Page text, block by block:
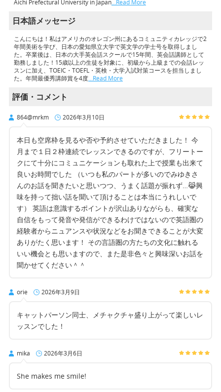
Aichi Prefectural University in Japan…Read More
日本語メッセージ
こんにちは！私はアメリカのオレゴン州にあるコミュニティカレッジで2
年間美術を学び、日本の愛知県立大学で英文学の学士号を取得しまし
た。卒業後は、日本の大手英会話スクールで15年間、英会話講師として
勤務しました！15歳以上の生徒を対象に、初級から上級までの会話レッ
スンに加え、TOEIC・TOEFL・英検・大学入試対策コースを担当しまし
た。年間最優秀講師賞を4度…Read More
評価・コメント
864@mrkm 2026年3月10日
本日も空席枠を見るや否や予約させていただきました！ 今
月まで１日２枠連続でレッスンできるのですが、フリートー
クにて十分にコミュニケーションも取れた上で授業も出来て
良いお時間でした （いつも私のパートが多いのでみゆきさ
んのお話を聞きたいと思いつつ、うまく話題が振れず…😹興
味を持って拙い話を聞いて頂けることは本当にうれしいで
す） 英語は意識するポイントが沢山ありながらも、確実な
自信をもって発音や発信ができるわけではないので英語圏の
経験者からニュアンスや状況などをお聞きできることが大変
ありがたく思います！ その言語圏の方たちの文化に触れる
いい機会とも思いますので、また是非色々と興味深いお話を
聞かせてください＾＾
orie 2026年3月9日
キャットパーソン同士、メチャクチャ盛り上がって楽しいレ
ッスンでした！
mika 2026年3月6日
She makes me smile!